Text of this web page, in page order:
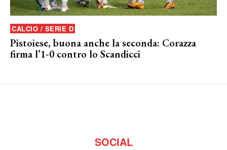
CALCIO / SERIE D
Pistoiese, buona anche la seconda: Corazza
firma l’1-0 contro lo Scandicci
SOCIAL